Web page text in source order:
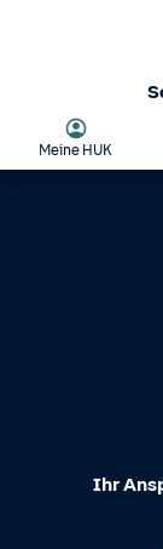
Meine HUK
Ihr